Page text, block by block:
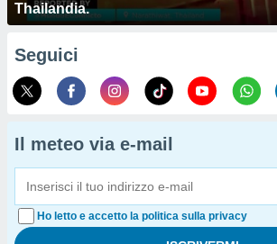
Thailandia.
Seguici
Il meteo via e-mail
Ho letto e accetto la politica sulla privacy